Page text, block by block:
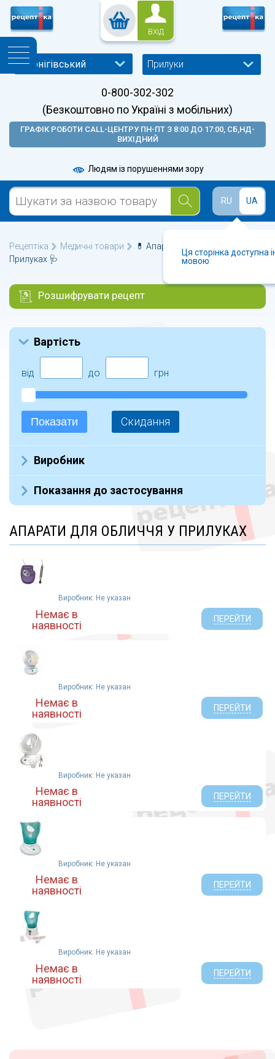
ВХІД
Прилуки
0-800-302-302
(Безкоштовно по Україні з мобільних)
ГРАФІК РОБОТИ CALL-ЦЕНТРУ ПН-ПТ З 8:00 ДО 17:00, СБ,НД-
ВИХІДНИЙ
Людям із порушеннями зору
RU UA
Ця сторінка доступна
мовою
Рецептіка Медичні товари
💊 Апарати для обличчя у
Прилуках 🩺
Розшифрувати рецепт
Вартість
від до грн
Показати Скидання
Виробник
Не указан (5)
Показання до застосування
АПАРАТИ ДЛЯ ОБЛИЧЧЯ У ПРИЛУКАХ
Виробник: Не указан
Немає в
наявності
ПЕРЕЙТИ
Виробник: Не указан
Немає в
наявності
ПЕРЕЙТИ
Виробник: Не указан
Немає в
наявності
ПЕРЕЙТИ
Виробник: Не указан
Немає в
наявності
ПЕРЕЙТИ
Виробник: Не указан
Немає в
наявності
ПЕРЕЙТИ